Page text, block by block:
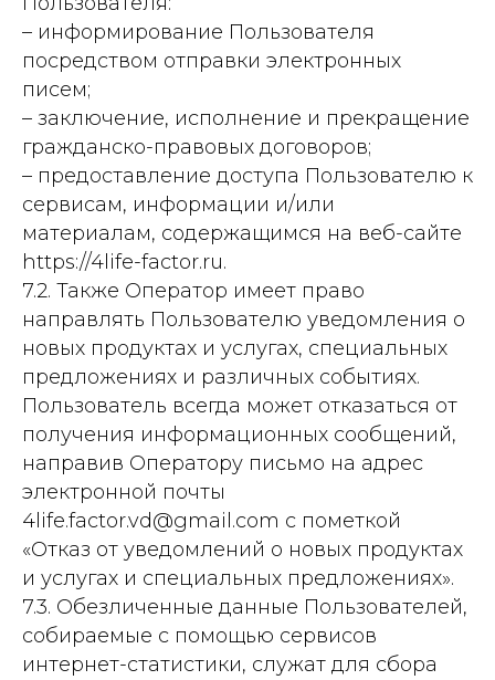
– информирование Пользователя
посредством отправки электронных
писем;
– заключение, исполнение и прекращение
гражданско-правовых договоров;
– предоставление доступа Пользователю к
сервисам, информации и/или
материалам, содержащимся на веб-сайте
https://4life-factor.ru.
7.2. Также Оператор имеет право
направлять Пользователю уведомления о
новых продуктах и услугах, специальных
предложениях и различных событиях.
Пользователь всегда может отказаться от
получения информационных сообщений,
направив Оператору письмо на адрес
электронной почты
4life.factor.vd@gmail.com с пометкой
«Отказ от уведомлений о новых продуктах
и услугах и специальных предложениях».
7.3. Обезличенные данные Пользователей,
собираемые с помощью сервисов
интернет-статистики, служат для сбора